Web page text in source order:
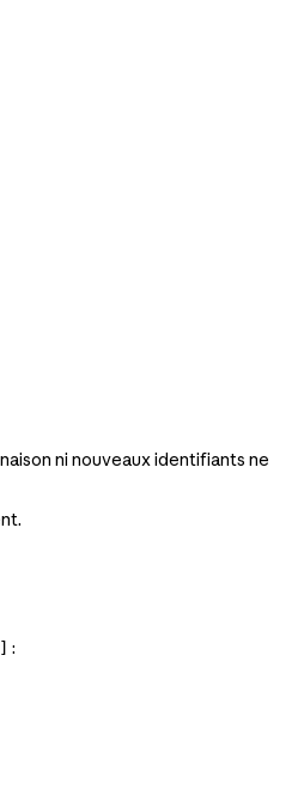
ni nouveaux identifiants ne
: